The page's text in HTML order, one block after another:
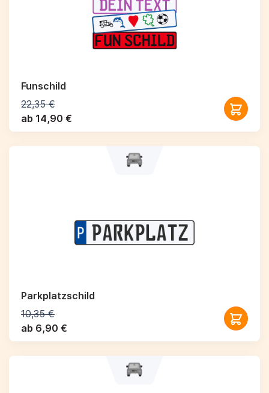
Funschild
22,35 €
ab 14,90 €
Parkplatzschild
10,35 €
ab 6,90 €